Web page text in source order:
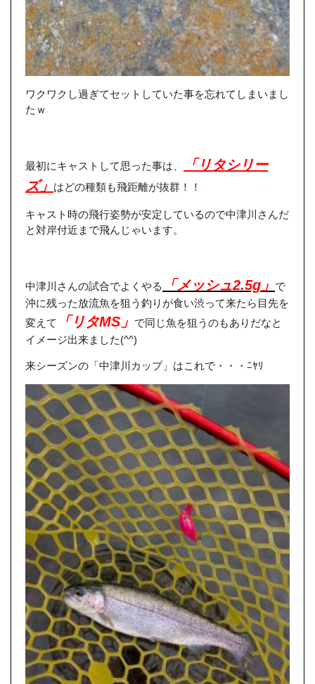
ワクワクし過ぎてセットしていた事を忘れてしまいまし
たｗ
最初にキャストして思った事は、
「リタシリー
ズ」 はどの種類も飛距離が抜群！！
キャスト時の飛行姿勢が安定しているので中津川さんだ
と対岸付近まで飛んじゃいます。
中津川さんの試合でよくやる 「メッシュ2.5g」 で
沖に残った放流魚を狙う釣りが食い渋って来たら目先を
変えて
「リタMS」 で同じ魚を狙うのもありだなと
イメージ出来ました(^^)
来シーズンの「中津川カップ」はこれで・・・ﾆﾔﾘ